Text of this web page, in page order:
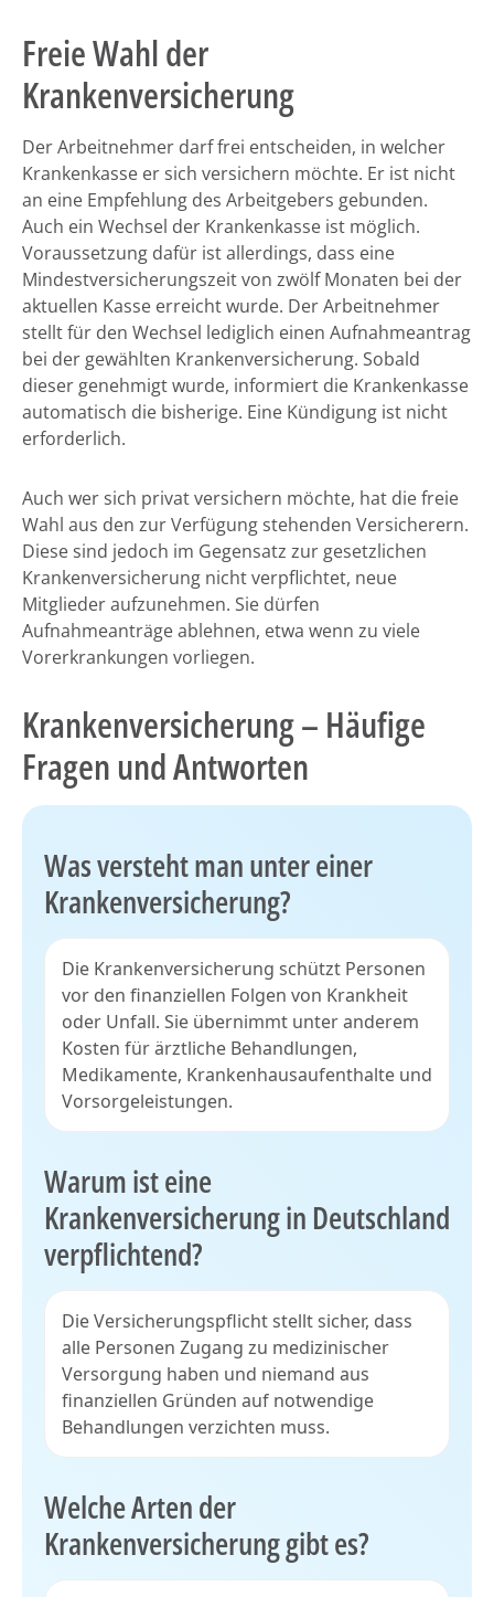
Freie Wahl der
Krankenversicherung
Der Arbeitnehmer darf frei entscheiden, in welcher
Krankenkasse er sich versichern möchte. Er ist nicht
an eine Empfehlung des Arbeitgebers gebunden.
Auch ein Wechsel der Krankenkasse ist möglich.
Voraussetzung dafür ist allerdings, dass eine
Mindestversicherungszeit von zwölf Monaten bei der
aktuellen Kasse erreicht wurde. Der Arbeitnehmer
stellt für den Wechsel lediglich einen Aufnahmeantrag
bei der gewählten Krankenversicherung. Sobald
dieser genehmigt wurde, informiert die Krankenkasse
automatisch die bisherige. Eine Kündigung ist nicht
erforderlich.
Auch wer sich privat versichern möchte, hat die freie
Wahl aus den zur Verfügung stehenden Versicherern.
Diese sind jedoch im Gegensatz zur gesetzlichen
Krankenversicherung nicht verpflichtet, neue
Mitglieder aufzunehmen. Sie dürfen
Aufnahmeanträge ablehnen, etwa wenn zu viele
Vorerkrankungen vorliegen.
Krankenversicherung – Häufige
Fragen und Antworten
Was versteht man unter einer
Krankenversicherung?
Die Krankenversicherung schützt Personen
vor den finanziellen Folgen von Krankheit
oder Unfall. Sie übernimmt unter anderem
Kosten für ärztliche Behandlungen,
Medikamente, Krankenhausaufenthalte und
Vorsorgeleistungen.
Warum ist eine
Krankenversicherung in Deutschland
verpflichtend?
Die Versicherungspflicht stellt sicher, dass
alle Personen Zugang zu medizinischer
Versorgung haben und niemand aus
finanziellen Gründen auf notwendige
Behandlungen verzichten muss.
Welche Arten der
Krankenversicherung gibt es?